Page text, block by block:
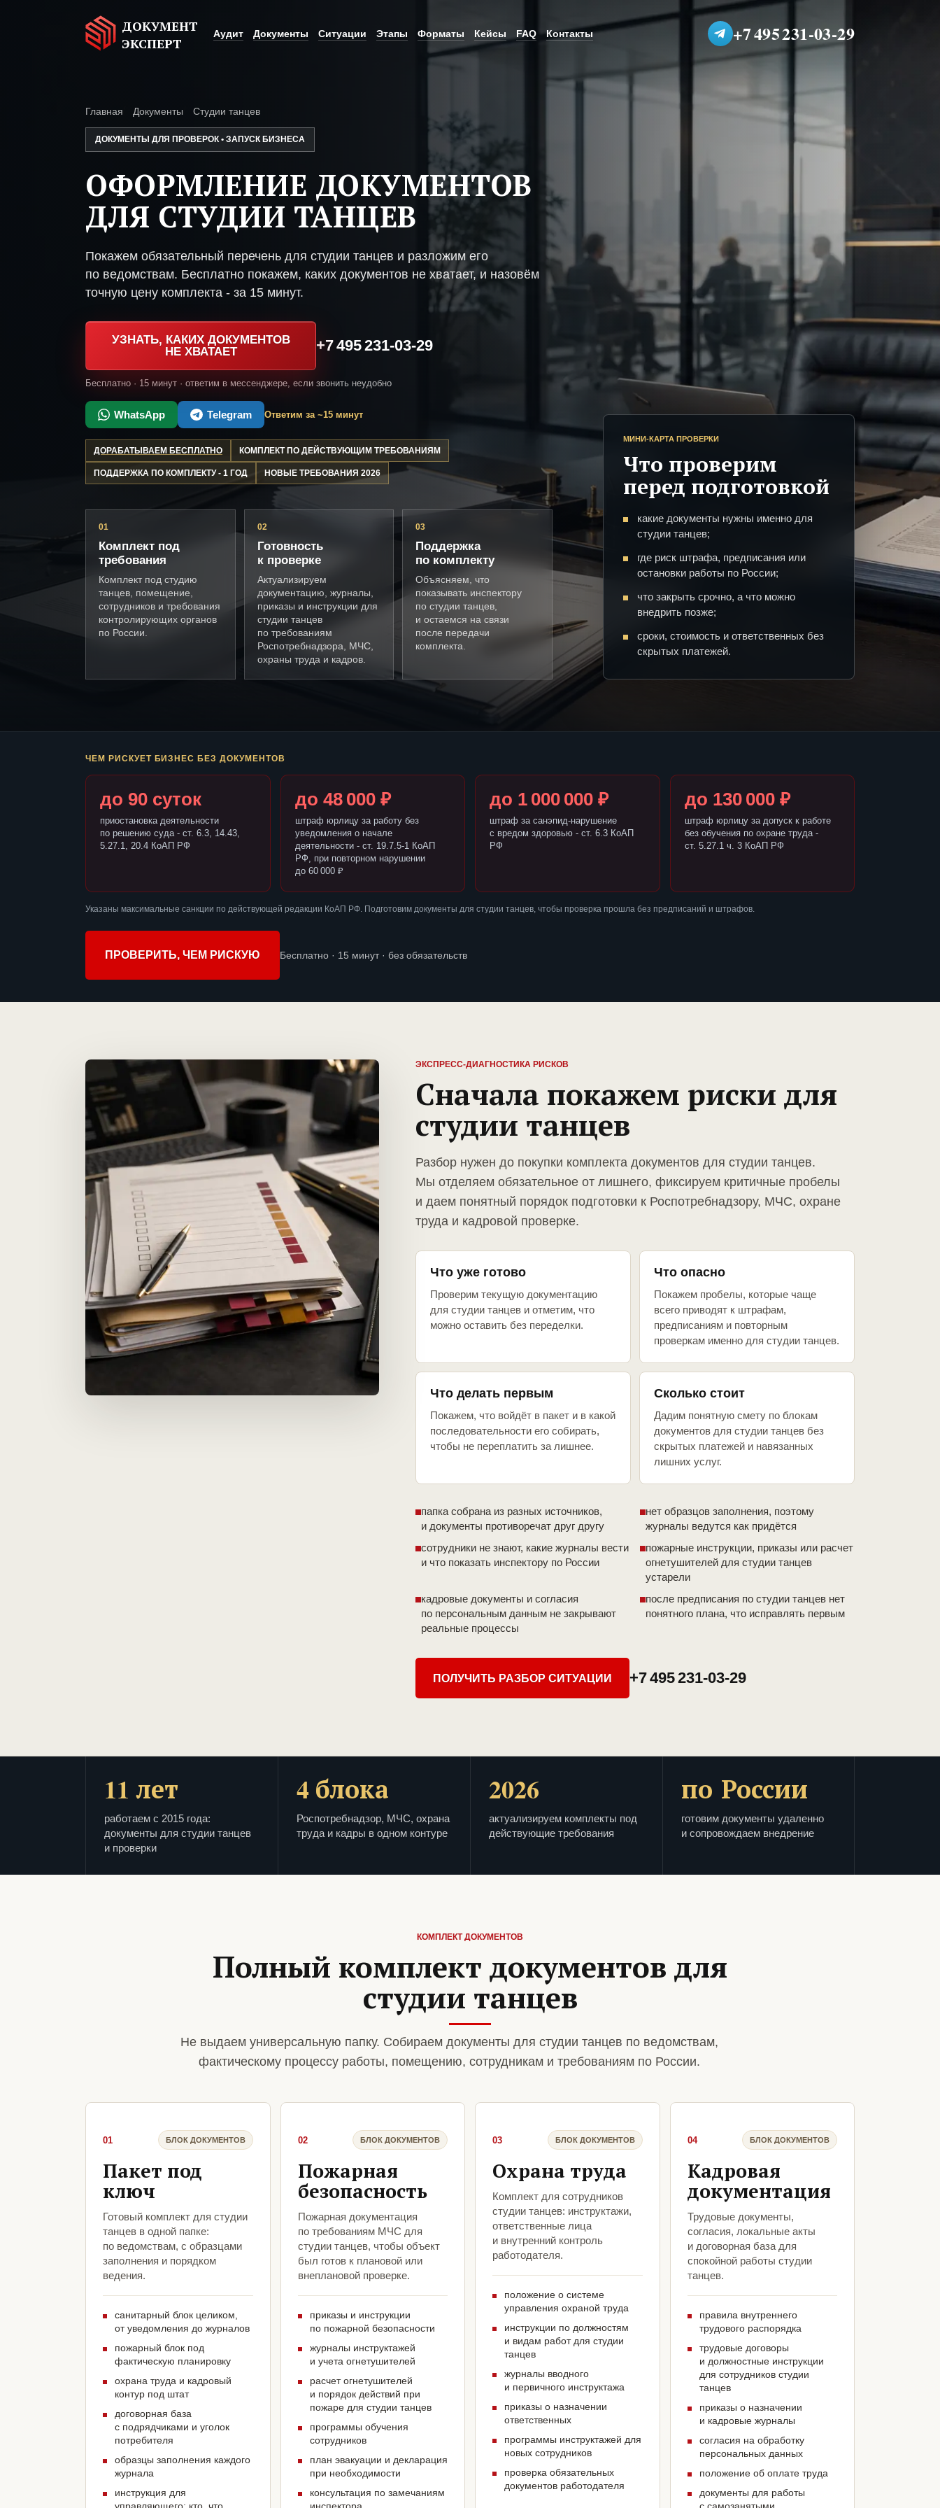
ДОКУМЕНТ
ЭКСПЕРТ
Аудит Документы Ситуации Этапы Форматы Кейсы FAQ Контакты +7 495 231-03-29
Главная Документы Студии танцев
ДОКУМЕНТЫ ДЛЯ ПРОВЕРОК • ЗАПУСК БИЗНЕСА
ОФОРМЛЕНИЕ ДОКУМЕНТОВ
ДЛЯ СТУДИИ ТАНЦЕВ
Покажем обязательный перечень для студии танцев и разложим его
по ведомствам. Бесплатно покажем, каких документов не хватает, и назовём
точную цену комплекта - за 15 минут.
УЗНАТЬ, КАКИХ ДОКУМЕНТОВ
НЕ ХВАТАЕТ
+7 495 231-03-29
Бесплатно · 15 минут · ответим в мессенджере, если звонить неудобно
WhatsApp Telegram Ответим за ~15 минут
ДОРАБАТЫВАЕМ БЕСПЛАТНО КОМПЛЕКТ ПО ДЕЙСТВУЮЩИМ ТРЕБОВАНИЯМ
ПОДДЕРЖКА ПО КОМПЛЕКТУ - 1 ГОД НОВЫЕ ТРЕБОВАНИЯ 2026
01
Комплект под
требования
Комплект под студию
танцев, помещение,
сотрудников и требования
контролирующих органов
по России.
02
Готовность
к проверке
Актуализируем
документацию, журналы,
приказы и инструкции для
студии танцев
по требованиям
Роспотребнадзора, МЧС,
охраны труда и кадров.
03
Поддержка
по комплекту
Объясняем, что
показывать инспектору
по студии танцев,
и остаемся на связи
после передачи
комплекта.
МИНИ-КАРТА ПРОВЕРКИ
Что проверим
перед подготовкой
какие документы нужны именно для
студии танцев;
где риск штрафа, предписания или
остановки работы по России;
что закрыть срочно, а что можно
внедрить позже;
сроки, стоимость и ответственных без
скрытых платежей.
ЧЕМ РИСКУЕТ БИЗНЕС БЕЗ ДОКУМЕНТОВ
до 90 суток
приостановка деятельности
по решению суда - ст. 6.3, 14.43,
5.27.1, 20.4 КоАП РФ
до 48 000 ₽
штраф юрлицу за работу без
уведомления о начале
деятельности - ст. 19.7.5-1 КоАП
РФ, при повторном нарушении
до 60 000 ₽
до 1 000 000 ₽
штраф за санэпид-нарушение
с вредом здоровью - ст. 6.3 КоАП
РФ
до 130 000 ₽
штраф юрлицу за допуск к работе
без обучения по охране труда -
ст. 5.27.1 ч. 3 КоАП РФ
Указаны максимальные санкции по действующей редакции КоАП РФ. Подготовим документы для студии танцев, чтобы проверка прошла без предписаний и штрафов.
ПРОВЕРИТЬ, ЧЕМ РИСКУЮ Бесплатно · 15 минут · без обязательств
ЭКСПРЕСС-ДИАГНОСТИКА РИСКОВ
Сначала покажем риски для
студии танцев
Разбор нужен до покупки комплекта документов для студии танцев.
Мы отделяем обязательное от лишнего, фиксируем критичные пробелы
и даем понятный порядок подготовки к Роспотребнадзору, МЧС, охране
труда и кадровой проверке.
Что уже готово
Проверим текущую документацию
для студии танцев и отметим, что
можно оставить без переделки.
Что опасно
Покажем пробелы, которые чаще
всего приводят к штрафам,
предписаниям и повторным
проверкам именно для студии танцев.
Что делать первым
Покажем, что войдёт в пакет и в какой
последовательности его собирать,
чтобы не переплатить за лишнее.
Сколько стоит
Дадим понятную смету по блокам
документов для студии танцев без
скрытых платежей и навязанных
лишних услуг.
папка собрана из разных источников,
и документы противоречат друг другу
нет образцов заполнения, поэтому
журналы ведутся как придётся
сотрудники не знают, какие журналы вести
и что показать инспектору по России
пожарные инструкции, приказы или расчет
огнетушителей для студии танцев
устарели
кадровые документы и согласия
по персональным данным не закрывают
реальные процессы
после предписания по студии танцев нет
понятного плана, что исправлять первым
ПОЛУЧИТЬ РАЗБОР СИТУАЦИИ +7 495 231-03-29
11 лет
работаем с 2015 года:
документы для студии танцев
и проверки
4 блока
Роспотребнадзор, МЧС, охрана
труда и кадры в одном контуре
2026
актуализируем комплекты под
действующие требования
по России
готовим документы удаленно
и сопровождаем внедрение
КОМПЛЕКТ ДОКУМЕНТОВ
Полный комплект документов для
студии танцев
Не выдаем универсальную папку. Собираем документы для студии танцев по ведомствам,
фактическому процессу работы, помещению, сотрудникам и требованиям по России.
01 БЛОК ДОКУМЕНТОВ
Пакет под
ключ
Готовый комплект для студии
танцев в одной папке:
по ведомствам, с образцами
заполнения и порядком
ведения.
санитарный блок целиком,
от уведомления до журналов
пожарный блок под
фактическую планировку
охрана труда и кадровый
контур под штат
договорная база
с подрядчиками и уголок
потребителя
образцы заполнения каждого
журнала
инструкция для
02 БЛОК ДОКУМЕНТОВ
Пожарная
безопасность
Пожарная документация
по требованиям МЧС для
студии танцев, чтобы объект
был готов к плановой или
внеплановой проверке.
приказы и инструкции
по пожарной безопасности
журналы инструктажей
и учета огнетушителей
расчет огнетушителей
и порядок действий при
пожаре для студии танцев
программы обучения
сотрудников
план эвакуации и декларация
при необходимости
консультация по замечаниям
03 БЛОК ДОКУМЕНТОВ
Охрана труда
Комплект для сотрудников
студии танцев: инструктажи,
ответственные лица
и внутренний контроль
работодателя.
положение о системе
управления охраной труда
инструкции по должностям
и видам работ для студии
танцев
журналы вводного
и первичного инструктажа
приказы о назначении
ответственных
программы инструктажей для
новых сотрудников
проверка обязательных
документов работодателя
04 БЛОК ДОКУМЕНТОВ
Кадровая
документация
Трудовые документы,
согласия, локальные акты
и договорная база для
спокойной работы студии
танцев.
правила внутреннего
трудового распорядка
трудовые договоры
и должностные инструкции
для сотрудников студии
танцев
приказы о назначении
и кадровые журналы
согласия на обработку
персональных данных
положение об оплате труда
документы для работы